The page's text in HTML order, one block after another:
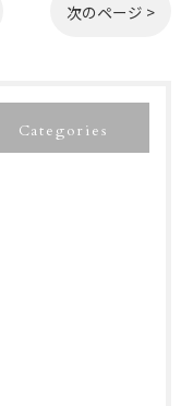
次のページ >
Categories